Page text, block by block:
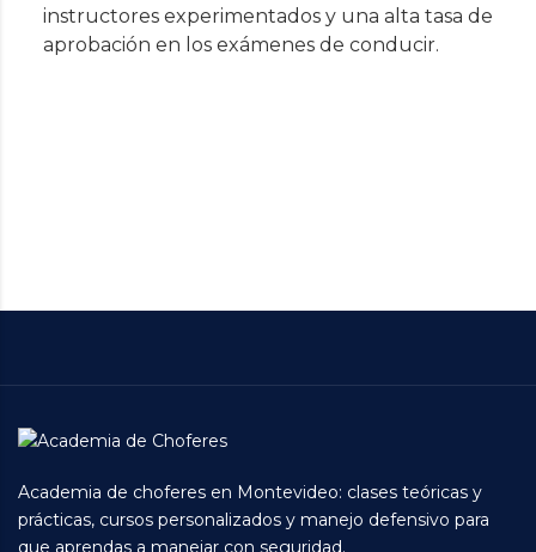
instructores experimentados y una alta tasa de
aprobación en los exámenes de conducir.
Academia de choferes en Montevideo: clases teóricas y
prácticas, cursos personalizados y manejo defensivo para
que aprendas a manejar con seguridad.